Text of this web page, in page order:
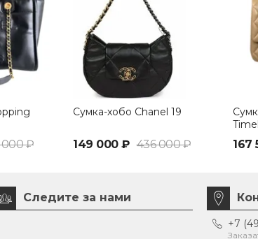
₽
Сумка-хобо Chanel 19
149 000 ₽ 436 000 ₽ 167
Следите за нами
+7